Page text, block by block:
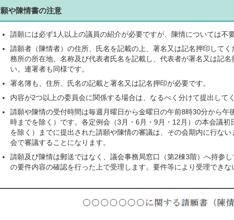
や陳情書の注意
請願には必ず1人以上の議員の紹介が必要ですが、陳情については不要
請願者（陳情者）の住所、氏名を記載の上、署名又は記名押印して
務所の所在地、名称及び代表者氏名を記載し、代表者が署名又は記名
い。連署者も同様です。
署名簿も、住所、氏名の記載と署名又は記名押印が必要です。
内容が2つ以上の委員会に関係する場合は、なるべく分けて提出してく
請願や陳情の受付時間は毎週月曜日から金曜日の午前8時30分から午
時までを除く）です。各定例会（3月・6月・9月・12月）の本会議初
を除く）までに提出された請願や陳情の審議は、その会期内に行な
会で審議することになります。
請願及び陳情は郵送ではなく、議会事務局窓口（第2棟3階）へ持参
の要件内容の確認を行った上で受理します。要件等により受理できな